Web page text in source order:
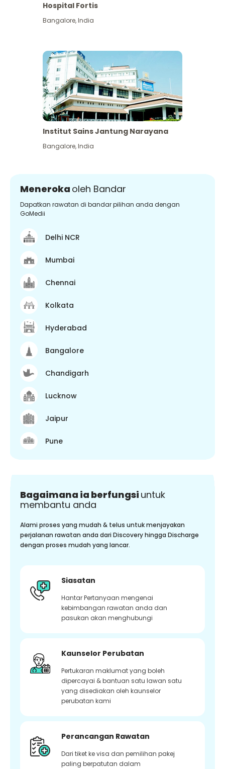
Hospital Fortis
Bangalore,India
Institut Sains Jantung Narayana
Bangalore,India
Meneroka oleh Bandar
Dapatkan rawatan di bandar pilihan anda dengan
GoMedii
Delhi NCR
Mumbai
Chennai
Kolkata
Hyderabad
Bangalore
Chandigarh
Lucknow
Jaipur
Pune
Bagaimana ia berfungsi untuk
membantu anda
Alami proses yang mudah & telus untuk menjayakan
perjalanan rawatan anda dari Discovery hingga Discharge
dengan proses mudah yang lancar.
Siasatan
Hantar Pertanyaan mengenai
kebimbangan rawatan anda dan
pasukan akan menghubungi
Kaunselor Perubatan
Pertukaran maklumat yang boleh
dipercayai & bantuan satu lawan satu
yang disediakan oleh kaunselor
perubatan kami
Perancangan Rawatan
Dari tiket ke visa dan pemilihan pakej
paling berpatutan dalam